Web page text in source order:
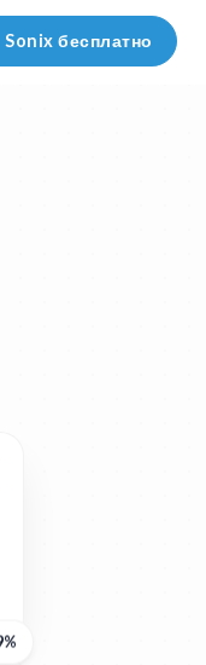
бесплатно